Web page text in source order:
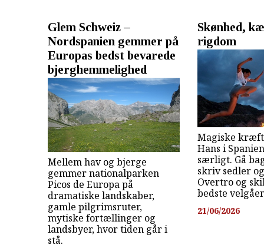
Glem Schweiz –
Nordspanien gemmer på
Europas bedst bevarede
bjerghemmelighed
Mellem hav og bjerge
gemmer nationalparken
Picos de Europa på
dramatiske landskaber,
gamle pilgrimsruter,
mytiske fortællinger og
landsbyer, hvor tiden går i
stå.
Skønhed,
rigdom
Magiske
Hans i
særligt. Gå
skriv sedler
Overtro og
bedste
21/06/2026